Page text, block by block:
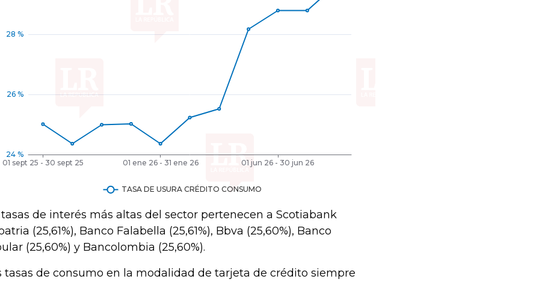
tasas de interés más altas del sector pertenecen a Scotiabank
(25,61%), Banco Falabella (25,61%), Bbva (25,60%), Banco
(25,60%) y Bancolombia (25,60%).
tasas de consumo en la modalidad de tarjeta de crédito siempre